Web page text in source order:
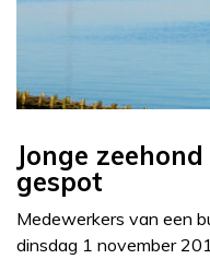
Jonge
gespot
Medewerkers van een
dinsdag 1 november